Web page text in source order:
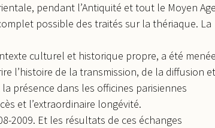
pendant l’Antiquité et tout le Moyen Age
possible des traités sur la thériaque. La
culturel et historique propre, a été menée
l’histoire de la transmission, de la diffusion et
présence dans les officines parisiennes
et l’extraordinaire longévité.
2009. Et les résultats de ces échanges